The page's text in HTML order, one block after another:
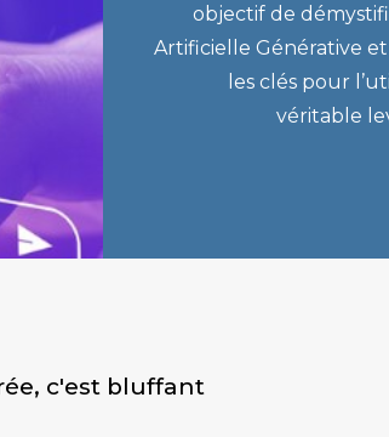
objectif de
Artificielle Générative
les clés pour
véritable
c'est bluffant